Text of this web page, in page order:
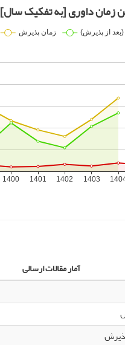
زمان داوری [به تفکیک سال]
آمار مقالات ارسالی